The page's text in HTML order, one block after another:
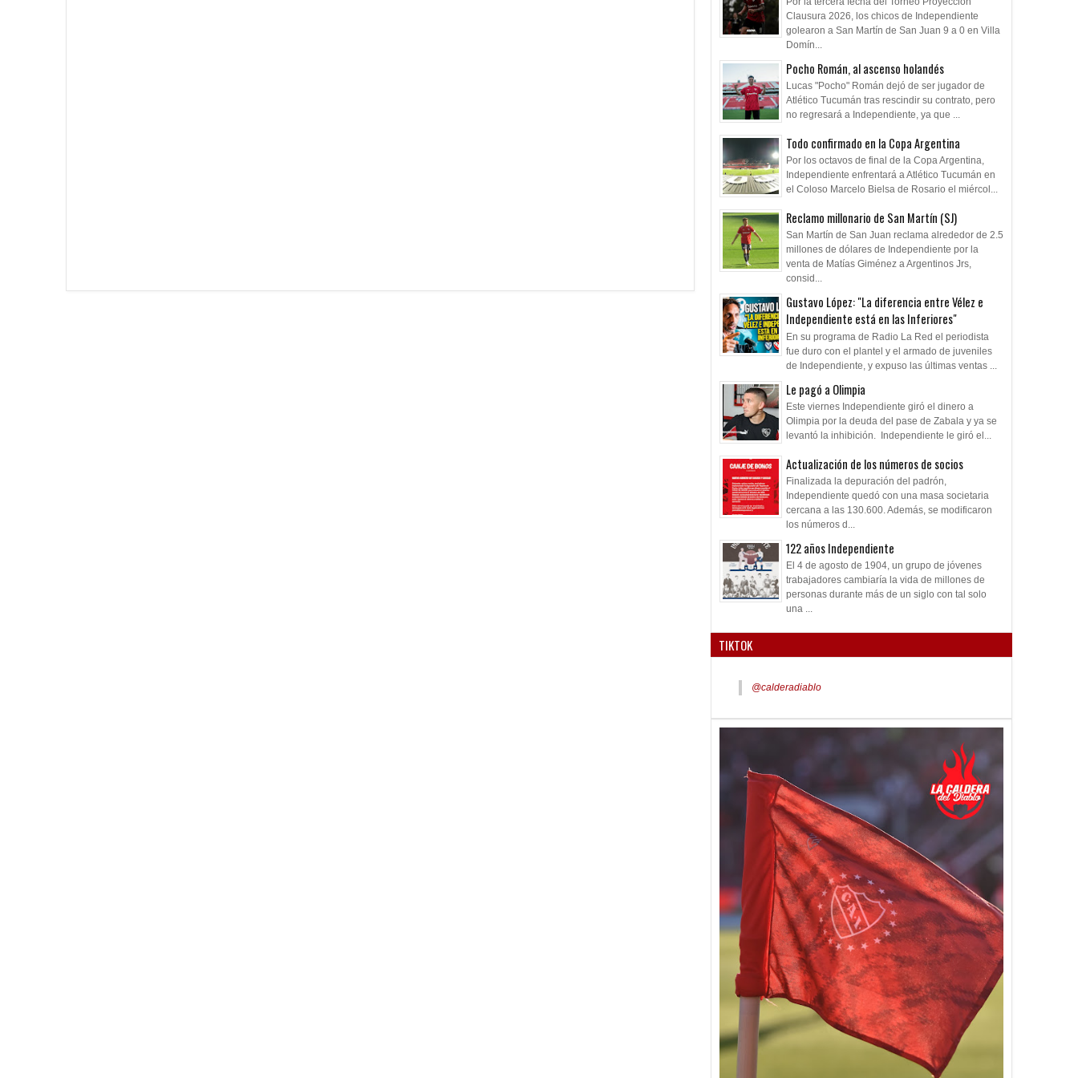
Clausura 2026, los chicos de Independiente
golearon a San Martín de San Juan 9 a 0 en Villa
Domín...
Pocho Román, al ascenso holandés
Lucas "Pocho" Román dejó de ser jugador de
Atlético Tucumán tras rescindir su contrato, pero
no regresará a Independiente, ya que ...
Todo confirmado en la Copa Argentina
Por los octavos de final de la Copa Argentina,
Independiente enfrentará a Atlético Tucumán en
el Coloso Marcelo Bielsa de Rosario el miércol...
Reclamo millonario de San Martín (SJ)
San Martín de San Juan reclama alrededor de 2.5
millones de dólares de Independiente por la
venta de Matías Giménez a Argentinos Jrs,
consid...
Gustavo López: "La diferencia entre Vélez e
Independiente está en las Inferiores"
En su programa de Radio La Red el periodista
fue duro con el plantel y el armado de juveniles
de Independiente, y expuso las últimas ventas ...
Le pagó a Olimpia
Este viernes Independiente giró el dinero a
Olimpia por la deuda del pase de Zabala y ya se
levantó la inhibición. Independiente le giró el...
Actualización de los números de socios
Finalizada la depuración del padrón,
Independiente quedó con una masa societaria
cercana a las 130.600. Además, se modificaron
los números d...
122 años Independiente
El 4 de agosto de 1904, un grupo de jóvenes
trabajadores cambiaría la vida de millones de
personas durante más de un siglo con tal solo
una ...
TIKTOK
@calderadiablo